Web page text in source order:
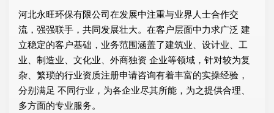
河北永旺环保有限公司在发展中注重与业界人士合作交
流，强强联手，共同发展壮大。在客户层面中力求广泛 建
立稳定的客户基础，业务范围涵盖了建筑业、设计业、工
业、制造业、文化业、外商独资 企业等领域，针对较为复
杂、繁琐的行业资质注册申请咨询有着丰富的实操经验，
分别满足 不同行业，为各企业尽其所能，为之提供合理、
多方面的专业服务。